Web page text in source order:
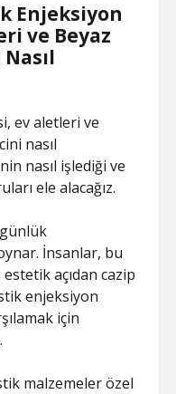
Enjeksiyon
ve Beyaz
ev aletleri ve
nasıl
nasıl işlediği ve
ele alacağız.
İnsanlar, bu
açıdan cazip
enjeksiyon
için
malzemeler özel